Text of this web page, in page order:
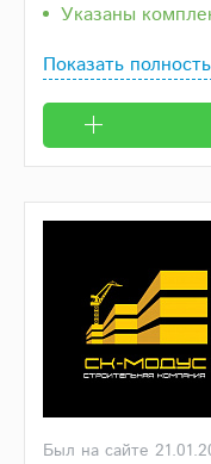
Указаны
Показать
Был на сайте